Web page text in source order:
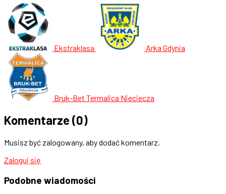
Ekstraklasa Arka Gdynia
Bruk-Bet Termalica Nieciecza
Komentarze (0)
Musisz być zalogowany, aby dodać komentarz.
Zaloguj się
Podobne wiadomości